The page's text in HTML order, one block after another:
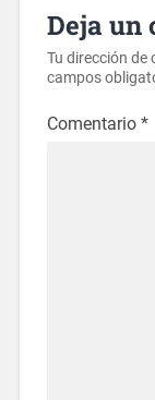
Deja un
Tu dirección de
campos
Comentario *